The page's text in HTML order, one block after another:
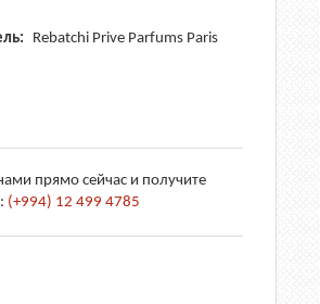
Rebatchi Prive Parfums Paris
прямо сейчас и получите
(+994) 12 499 4785